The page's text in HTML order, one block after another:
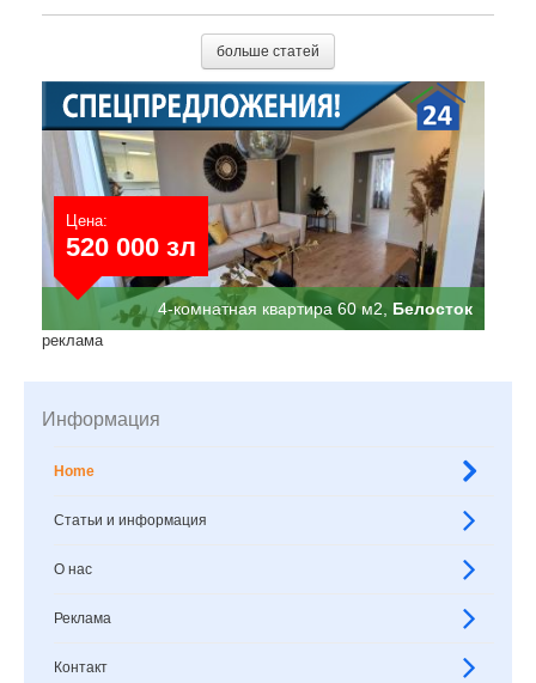
больше статей
4-комнатная квартира 60 м2, Белосток
Цена:
520 000 зл
реклама
Информация
Home
Статьи и информация
О нас
Реклама
Контакт